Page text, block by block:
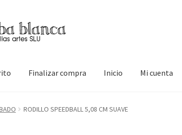
Finalizar compra Inicio Mi cuenta
compraInicio Mi cuenta Tienda
RODILLO SPEEDBALL 5,08 CM SUAVE